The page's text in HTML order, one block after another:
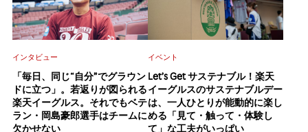
インタビュー
「毎日、同じ“自分”でグラウン
ドに立つ」。若返りが図られる
楽天イーグルス。それでもベテ
ラン・岡島豪郎選手はチームに
欠かせない
イベント
Let’s Get サステナブル！楽天
イーグルスのサステナブルデー
は、一人ひとりが能動的に楽し
める「見て・触って・体験し
て」な工夫がいっぱい